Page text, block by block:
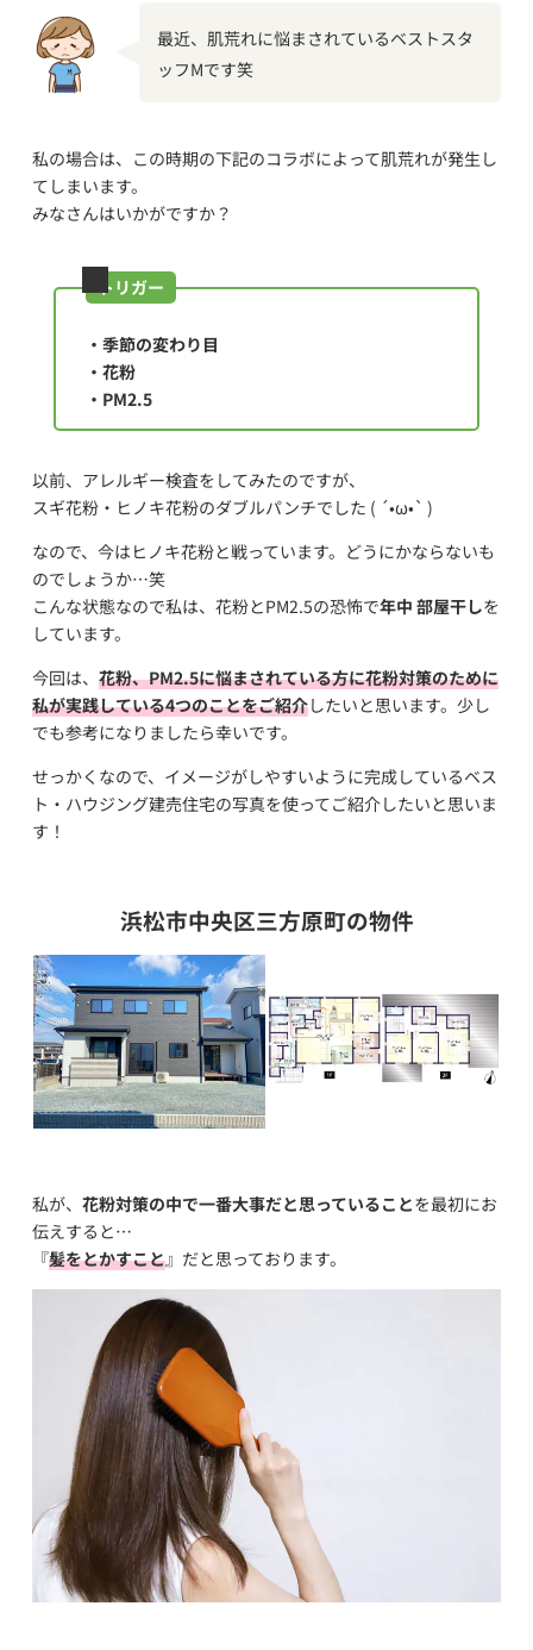
最近、肌荒れに悩まされているベストスタ
ッフMです笑
私の場合は、この時期の下記のコラボによって肌荒れが発生し
てしまいます。
みなさんはいかがですか？
トリガー
・季節の変わり目
・花粉
・PM2.5
以前、アレルギー検査をしてみたのですが、
スギ花粉・ヒノキ花粉のダブルパンチでした ( ´•ω•` )
なので、今はヒノキ花粉と戦っています。どうにかならないも
のでしょうか…笑
こんな状態なので私は、花粉とPM2.5の恐怖で年中 部屋干しを
しています。
今回は、 花粉、PM2.5に悩まされている方に花粉対策のために
私が実践している4つのことをご紹介したいと思います。少し
でも参考になりましたら幸いです。
せっかくなので、イメージがしやすいように完成しているベス
ト・ハウジング建売住宅の写真を使ってご紹介したいと思いま
す！
浜松市中央区三方原町の物件
私が、 花粉対策の中で一番大事だと思っていることを最初にお
伝えすると…
『髪をとかすこと』だと思っております。